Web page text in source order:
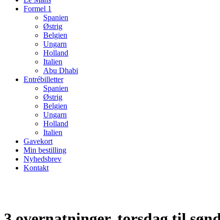
Formel 1
Spanien
Østrig
Belgien
Ungarn
Holland
Italien
Abu Dhabi
Entrébilletter
Spanien
Østrig
Belgien
Ungarn
Holland
Italien
Gavekort
Min bestilling
Nyhedsbrev
Kontakt